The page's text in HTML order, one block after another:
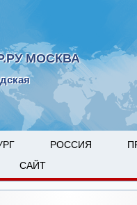
МОСКВА
РОССИЯ
САЙТ